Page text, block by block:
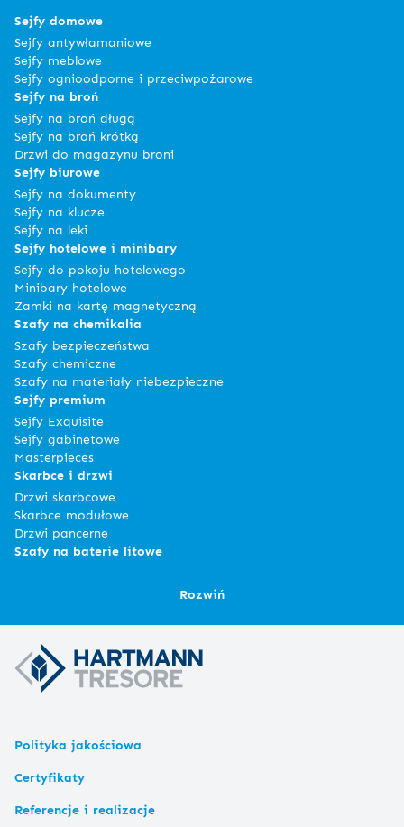
Sejfy domowe
Sejfy antywłamaniowe
Sejfy meblowe
Sejfy ognioodporne i przeciwpożarowe
Sejfy na broń
Sejfy na broń długą
Sejfy na broń krótką
Drzwi do magazynu broni
Sejfy biurowe
Sejfy na dokumenty
Sejfy na klucze
Sejfy na leki
Sejfy hotelowe i minibary
Sejfy do pokoju hotelowego
Minibary hotelowe
Zamki na kartę magnetyczną
Szafy na chemikalia
Szafy bezpieczeństwa
Szafy chemiczne
Szafy na materiały niebezpieczne
Sejfy premium
Sejfy Exquisite
Sejfy gabinetowe
Masterpieces
Skarbce i drzwi
Drzwi skarbcowe
Skarbce modułowe
Drzwi pancerne
Szafy na baterie litowe
Rozwiń
Polityka jakościowa
Certyfikaty
Referencje i realizacje